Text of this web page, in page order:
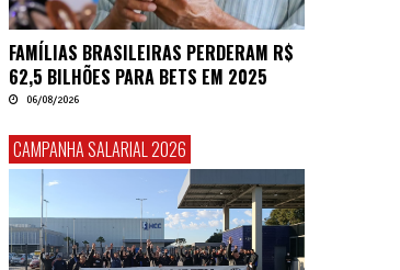
FAMÍLIAS BRASILEIRAS PERDERAM R$
62,5 BILHÕES PARA BETS EM 2025
06/08/2026
CAMPANHA SALARIAL 2026